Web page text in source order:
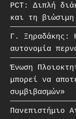
PCT: Διπλή
και τη βιώσιμη
Γ. Ξηραδάκης:
αυτονομία
Ένωση
μπορεί να
συμβιβασμών»
Πανεπιστήμιο